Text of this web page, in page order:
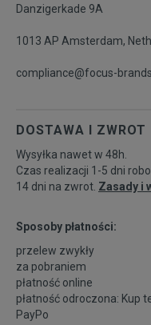
Danzigerkade 9A
1013 AP Amsterdam,
compliance@focus-
DOSTAWA I ZWROT
Wysyłka nawet w 48h.
Czas realizacji 1-5 dni
14 dni na zwrot. Zasady i
Sposoby płatności:
przelew zwykły
za pobraniem
płatność online
płatność odroczona: Kup
PayPo